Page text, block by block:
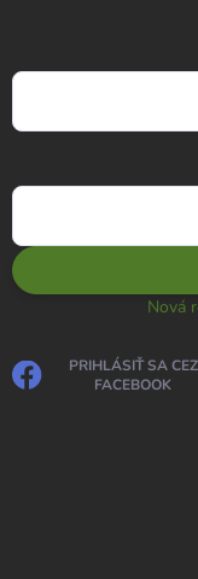
Nová
PRIHLÁSIŤ SA CEZ
FACEBOOK